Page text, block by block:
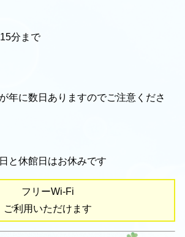
分まで
年に数日ありますのでご注意くださ
と休館日はお休みです
フリーWi-Fi
ご利用いただけます